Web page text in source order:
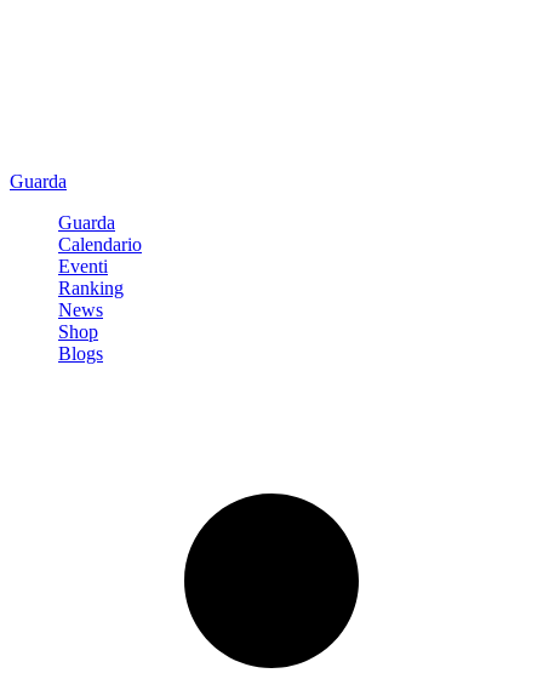
Guarda
Guarda
Calendario
Eventi
Ranking
News
Shop
Blogs